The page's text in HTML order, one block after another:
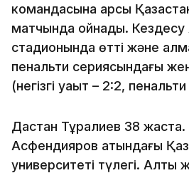
командасына қарсы
матчында ойнады.
стадионында өтті және
пенальти сериясындағы
(негізгі уақыт – 2:2,
Дастан Тұралиев 38
Асфендияров атындағы
университеті түлегі.